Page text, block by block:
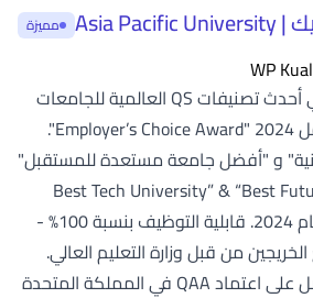
جامعة آسيا باسيفيك | Asia Pacific University مميزة
WP
تصنيف جامعة APU (في أحدث تصنيفات QS العالمية للجامعات
جائزة اختيار أصحاب العمل 2024 "Employer’s Choice Award".
و "أفضل جامعة مستعدة للمستقبل"
“Best Tech University” & “Best
Awards من PC.com لعام 2024. قابلية التوظيف بنسبة 100% -
من قبل وزارة التعليم العالي.
أول جامعة ماليزية تحصل على اعتماد QAA في المملكة المتحدة